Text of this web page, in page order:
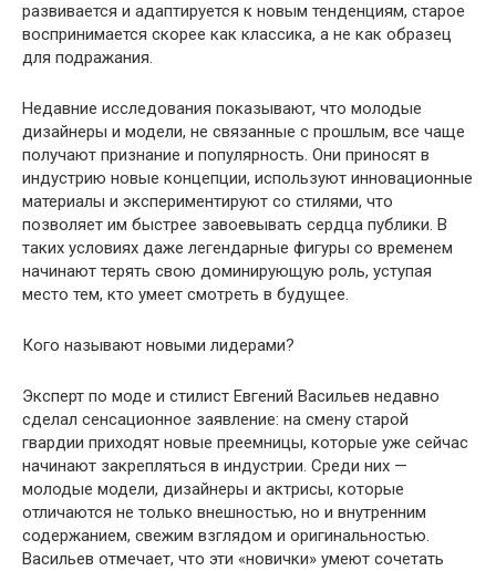
развивается и адаптируется к новым тенденциям, старое
воспринимается скорее как классика, а не как образец
для подражания.
Недавние исследования показывают, что молодые
дизайнеры и модели, не связанные с прошлым, все чаще
получают признание и популярность. Они приносят в
индустрию новые концепции, используют инновационные
материалы и экспериментируют со стилями, что
позволяет им быстрее завоевывать сердца публики. В
таких условиях даже легендарные фигуры со временем
начинают терять свою доминирующую роль, уступая
место тем, кто умеет смотреть в будущее.
Кого называют новыми лидерами?
Эксперт по моде и стилист Евгений Васильев недавно
сделал сенсационное заявление: на смену старой
гвардии приходят новые преемницы, которые уже сейчас
начинают закрепляться в индустрии. Среди них —
молодые модели, дизайнеры и актрисы, которые
отличаются не только внешностью, но и внутренним
содержанием, свежим взглядом и оригинальностью.
Васильев отмечает, что эти «новички» умеют сочетать